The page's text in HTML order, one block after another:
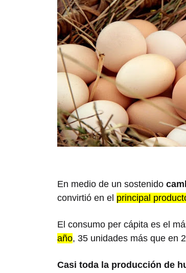
En medio de un sostenido
convirtió en el principal
El consumo per cápita es el
año, 35 unidades más que en
Casi toda la producción de